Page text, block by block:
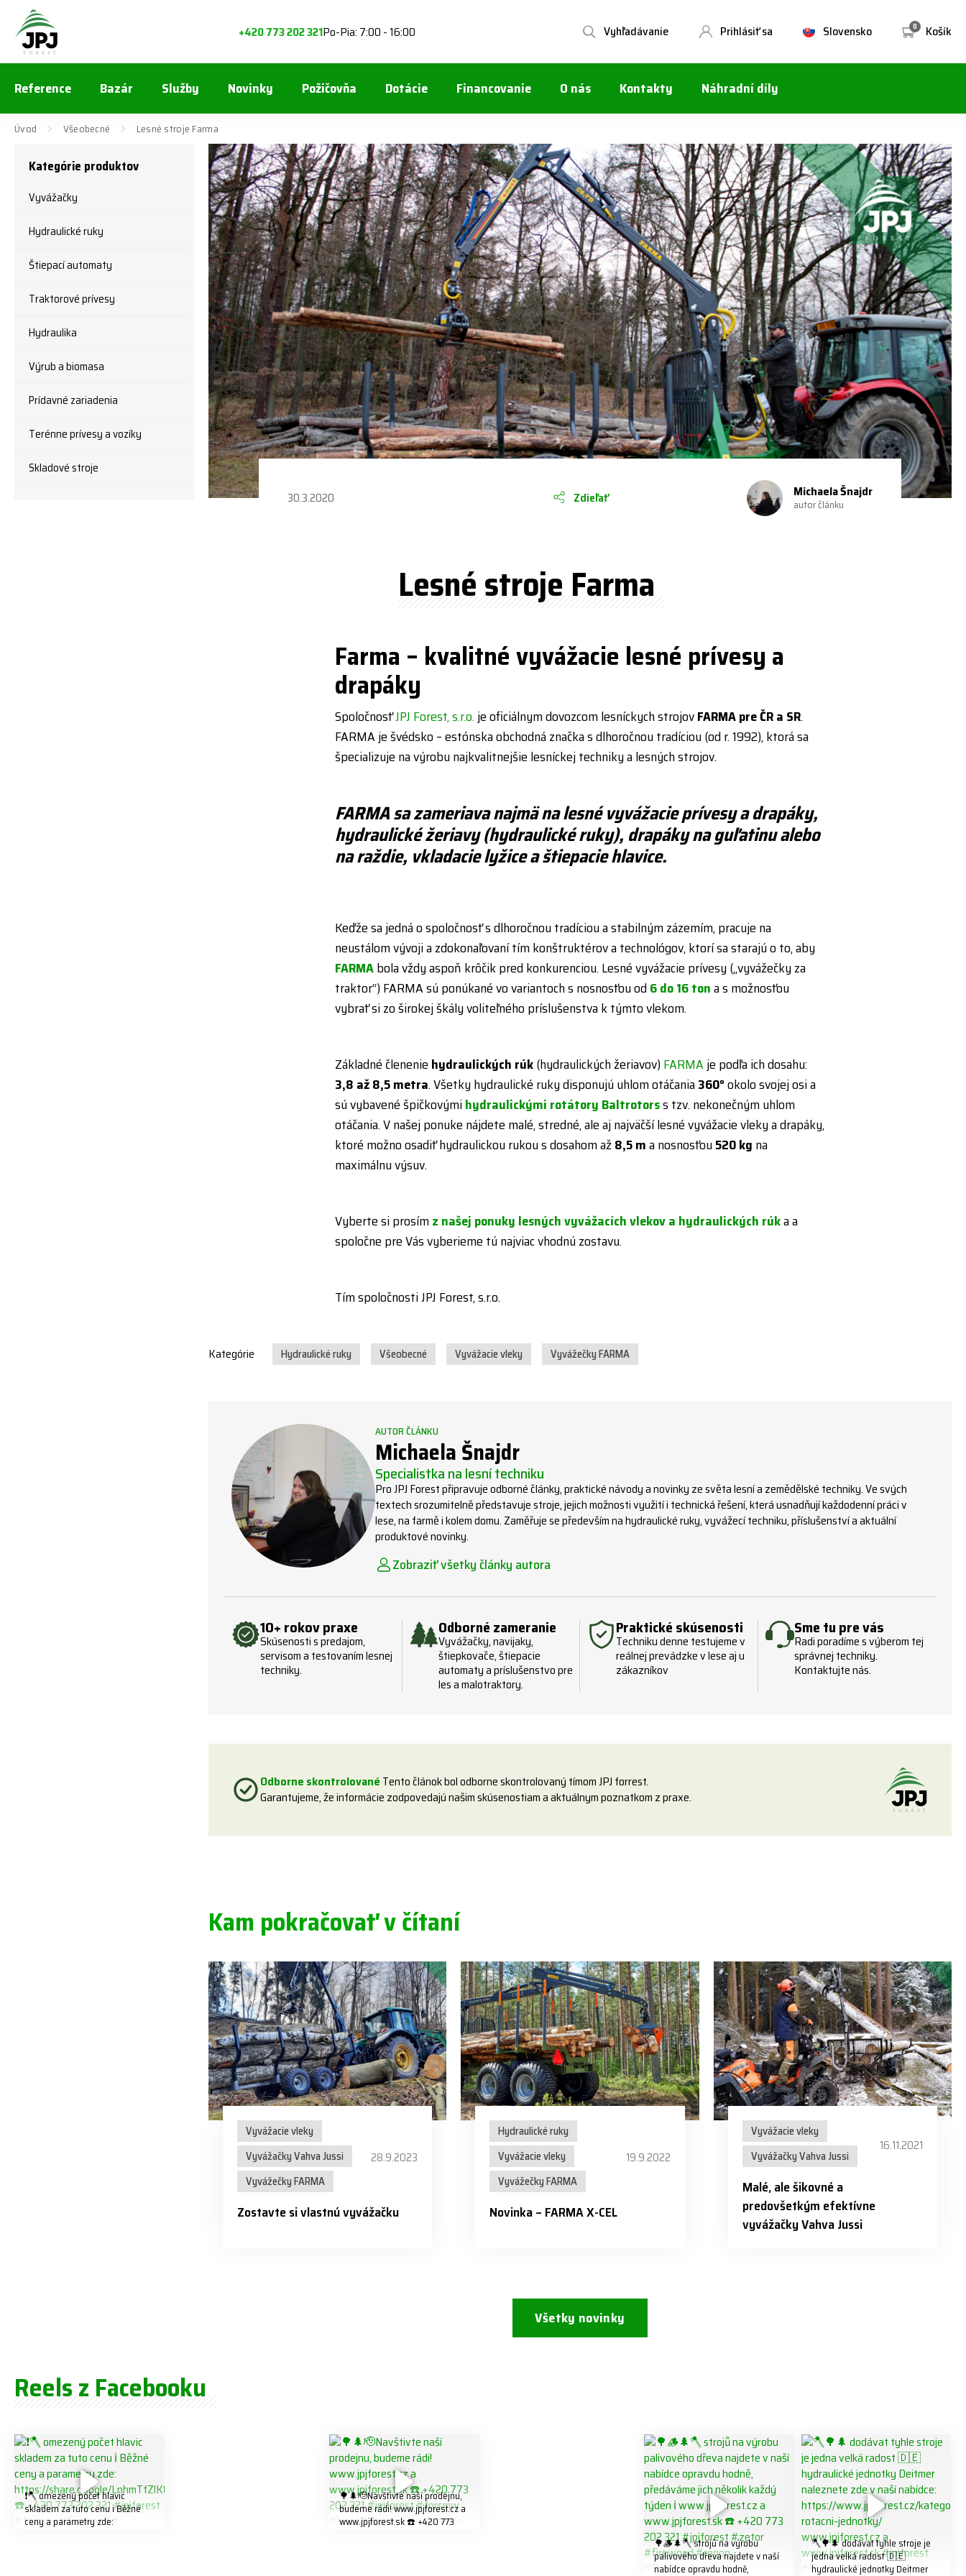
+420 773 202 321Po-Pia: 7:00 - 16:00 0 Košík
Slovensko
Prihlásiť sa
Vyhľadávanie
Reference Bazár Služby Novinky Požičovňa Dotácie Financovanie O nás Kontakty Náhradní díly
Úvod Všeobecné Lesné stroje Farma
Kategórie produktov
Vyvážačky
Hydraulické ruky
Štiepací automaty
Traktorové prívesy
Hydraulika
Výrub a biomasa
Prídavné zariadenia
Terénne prívesy a vozíky
Skladové stroje
30.3.2020 Zdieľať Michaela Šnajdr
autor článku
Lesné stroje Farma
Farma – kvalitné vyvážacie lesné prívesy a
drapáky
SpoločnosťJPJ Forest, s.r.o.je oficiálnym dovozcom lesníckych strojovFARMA pre ČR a SR.
FARMA je švédsko – estónska obchodná značka s dlhoročnou tradíciou (od r. 1992), ktorá sa
špecializuje na výrobu najkvalitnejšie lesníckej techniky a lesných strojov.
FARMA sa zameriava najmä na lesné vyvážacie prívesy a drapáky,
hydraulické žeriavy (hydraulické ruky), drapáky na guľatinu alebo
na raždie, vkladacie lyžice a štiepacie hlavice.
Keďže sa jedná o spoločnosť s dlhoročnou tradíciou a stabilným zázemím, pracuje na
neustálom vývoji a zdokonaľovaní tím konštruktérov a technológov, ktorí sa starajú o to, aby
FARMAbola vždy aspoň krôčik pred konkurenciou. Lesné vyvážacie prívesy („vyvážečky za
traktor“) FARMA sú ponúkané vo variantoch s nosnosťou od6 do 16 tona s možnosťou
vybrať si zo širokej škály voliteľného príslušenstva k týmto vlekom.
Základné členenie hydraulických rúk(hydraulických žeriavov) FARMAje podľa ich dosahu:
3,8 až 8,5 metra. Všetky hydraulické ruky disponujú uhlom otáčania360°okolo svojej osi a
sú vybavené špičkovýmihydraulickými rotátory Baltrotorss tzv. nekonečným uhlom
otáčania. V našej ponuke nájdete malé, stredné, ale aj najväčší lesné vyvážacie vleky a drapáky,
ktoré možno osadiť hydraulickou rukou s dosahom až8,5 ma nosnosťou520 kg na
maximálnu výsuv.
Vyberte si prosímz našej ponuky lesných vyvážacích vlekov a hydraulických rúka a
spoločne pre Vás vyberieme tú najviac vhodnú zostavu.
Tím spoločnosti JPJ Forest, s.r.o.
Kategórie Hydraulické ruky Všeobecné Vyvážacie vleky Vyvážečky FARMA
AUTOR ČLÁNKU
Michaela Šnajdr
Specialistka na lesní techniku
Pro JPJ Forest připravuje odborné články, praktické návody a novinky ze světa lesní a zemědělské techniky. Ve svých
textech srozumitelně představuje stroje, jejich možnosti využití i technická řešení, která usnadňují každodenní práci v
lese, na farmě i kolem domu. Zaměřuje se především na hydraulické ruky, vyvážecí techniku, příslušenství a aktuální
produktové novinky.
Zobraziť všetky články autora
10+ rokov praxe
Skúsenosti s predajom,
servisom a testovaním lesnej
techniky.
Odborné zameranie
Vyvážačky, navijaky,
štiepkovače, štiepacie
automaty a príslušenstvo pre
les a malotraktory.
Praktické skúsenosti
Techniku ​​denne testujeme v
reálnej prevádzke v lese aj u
zákazníkov
Sme tu pre vás
Radi poradíme s výberom tej
správnej techniky.
Kontaktujte nás.
Odborne skontrolované Tento článok bol odborne skontrolovaný tímom JPJ forrest.
Garantujeme, že informácie zodpovedajú našim skúsenostiam a aktuálnym poznatkom z praxe.
Kam pokračovať v čítaní
Vyvážacie vleky
Vyvážačky Vahva Jussi
Vyvážečky FARMA
28.9.2023
Zostavte si vlastnú vyvážačku
Hydraulické ruky
Vyvážacie vleky
Vyvážečky FARMA
19.9.2022
Novinka – FARMA X-CEL
Vyvážacie vleky
Vyvážačky Vahva Jussi
16.11.2021
Malé, ale šikovné a
predovšetkým efektívne
vyvážačky Vahva Jussi
Všetky novinky
Reels z Facebooku
❗️🪓 omezený počet hlavic
skladem za tuto cenu ℹ️ Běžné
ceny a parametry zde:
🌳🌲🫡Navštivte naší prodejnu,
budeme rádi! www.jpjforest.cz a
www.jpjforest.sk ☎️ +420 773
🌳🪵🌲🪓 strojů na výrobu
palivového dřeva najdete v naší
nabídce opravdu hodně,
🪓🌳🌲 dodávat tyhle stroje je
jedna velká radost 🇩🇪
hydraulické jednotky Deitmer